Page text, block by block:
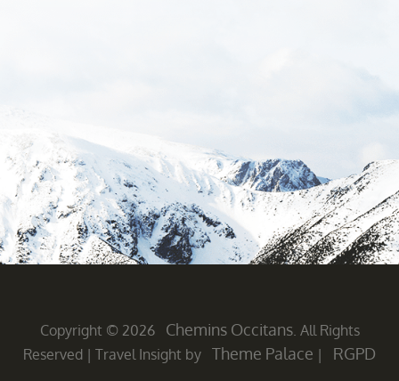
Copyright © 2026 Chemins Occitans. All Rights
Reserved | Travel Insight by Theme Palace | RGPD